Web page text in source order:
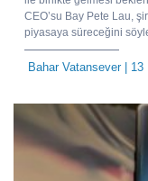
CEO’su Bay Pete Lau,
piyasaya süreceğini
Bahar Vatansever| 13